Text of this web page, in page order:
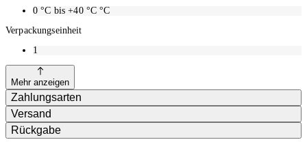
0 °C bis +40 °C°C
Verpackungseinheit
1
Mehr anzeigen
Zahlungsarten
Versand
Rückgabe